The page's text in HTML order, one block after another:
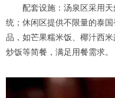
配套设施：汤泉区采用天
统；休闲区提供不限量的泰
品，如芒果糯米饭、椰汁西
炒饭等简餐，满足用餐需求。